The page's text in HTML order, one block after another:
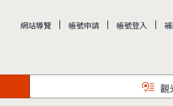
網站導覽 | 帳號申請 | 帳號登入 |
觀